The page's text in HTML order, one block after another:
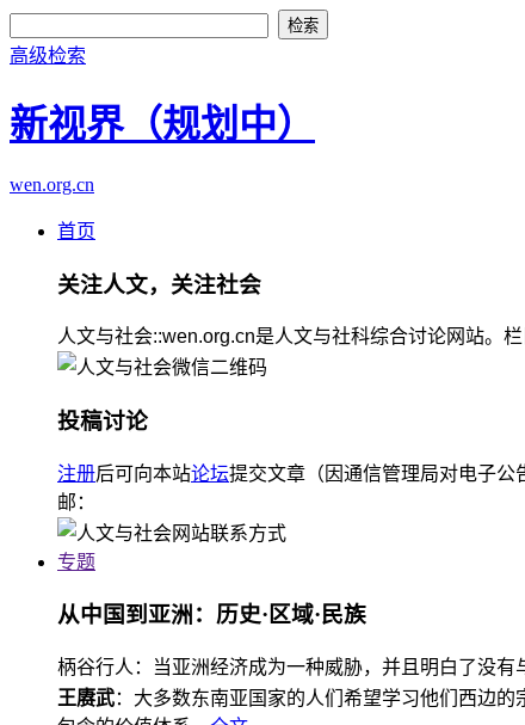
高级检索
新视界（规划中）
wen.org.cn
首页
关注人文，关注社会
人文与社会::wen.org.cn是人文与社科综合讨论网站。
投稿讨论
注册后可向本站论坛提交文章（因通信管理局对电子
邮：
专题
从中国到亚洲：历史·区域·民族
柄谷行人：当亚洲经济成为一种威胁，并且明白了没有
王赓武：大多数东南亚国家的人们希望学习他们西边